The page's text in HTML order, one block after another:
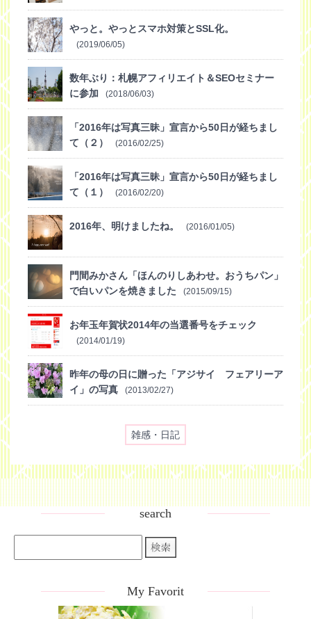
やっと。やっとスマホ対策とSSL化。
(2019/06/05)
数年ぶり：札幌アフィリエイト＆SEOセミナー
に参加
(2018/06/03)
「2016年は写真三昧」宣言から50日が経ちまし
て（２）
(2016/02/25)
「2016年は写真三昧」宣言から50日が経ちまし
て（１）
(2016/02/20)
2016年、明けましたね。 (2016/01/05)
門間みかさん「ほんのりしあわせ。おうちパン」
で白いパンを焼きました
(2015/09/15)
お年玉年賀状2014年の当選番号をチェック
(2014/01/19)
昨年の母の日に贈った「アジサイ フェアリーア
イ」の写真
(2013/02/27)
雑感・日記
search
My Favorit